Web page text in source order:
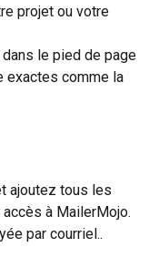
projet ou votre
le pied de page
exactes comme la
ajoutez tous les
à MailerMojo.
par courriel..